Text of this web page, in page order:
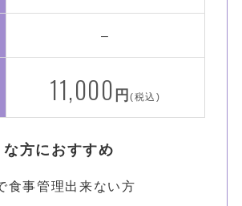
–
11,000 円(税込)
な方におすすめ
食事管理出来ない方